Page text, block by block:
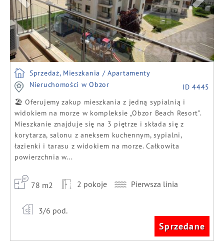
Sprzedaż, Mieszkania / Apartamenty
Nieruchomości w Obzor
ID 4445
🏖️ Oferujemy zakup mieszkania z jedną sypialnią i
widokiem na morze w kompleksie „Obzor Beach Resort”.
Mieszkanie znajduje się na 3 piętrze i składa się z
korytarza, salonu z aneksem kuchennym, sypialni,
łazienki i tarasu z widokiem na morze. Całkowita
powierzchnia w...
78 m2 2 pokoje Pierwsza linia
3/6 pod.
Sprzedane